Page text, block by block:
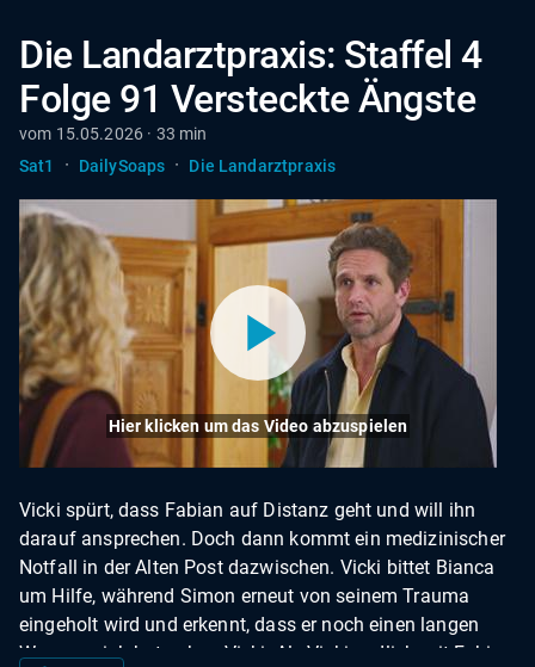
Die Landarztpraxis: Staffel 4
Folge 91 Versteckte Ängste
vom 15.05.2026 · 33 min
Sat1
· DailySoaps · Die Landarztpraxis
Hier klicken um das Video abzuspielen
Vicki spürt, dass Fabian auf Distanz geht und will ihn
darauf ansprechen. Doch dann kommt ein medizinischer
Notfall in der Alten Post dazwischen. Vicki bittet Bianca
um Hilfe, während Simon erneut von seinem Trauma
eingeholt wird und erkennt, dass er noch einen langen
Weg vor sich hat - ohne Vicki. Als Vicki endlich mit Fabian